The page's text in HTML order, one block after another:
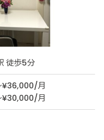
徒歩5分
¥36,000/月
¥30,000/月